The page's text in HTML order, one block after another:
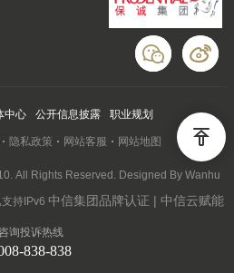
中心 公开信息披露 职业规划
隐私政策 网站客服 网站地图
All Rights Reserved. Designed By Wanhu
持IPv6 中信集团品牌认证 | 中信云赋能
咨询投诉热线
838-838